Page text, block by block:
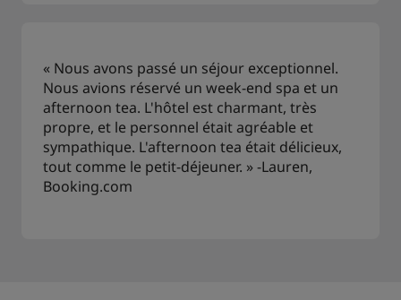
« Nous avons passé un séjour exceptionnel.
Nous avions réservé un week-end spa et un
afternoon tea. L'hôtel est charmant, très
propre, et le personnel était agréable et
sympathique. L'afternoon tea était délicieux,
tout comme le petit-déjeuner. » -Lauren,
Booking.com